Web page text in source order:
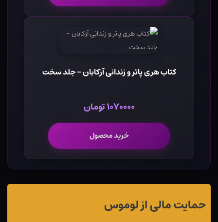
کتاب هری پاتر و زندانی آزکابان - جلد سخت
۱۰۷۰۰۰۰ تومان
خرید محصول
حمایت مالی از لوموس